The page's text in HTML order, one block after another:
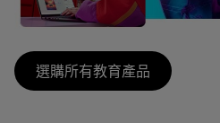
型
電
腦
選購所有教育產品